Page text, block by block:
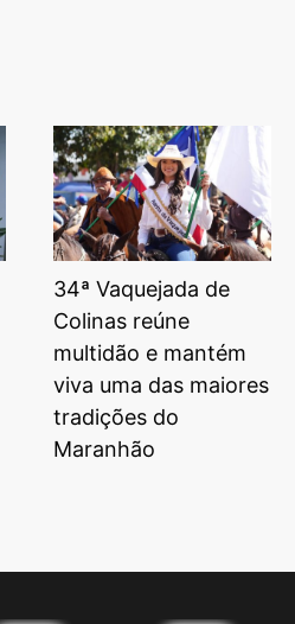
34ª Vaquejada de
Colinas reúne
multidão e mantém
viva uma das maiores
tradições do
Maranhão